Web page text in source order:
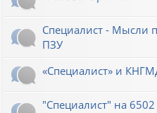
Специалист - Мысли
ПЗУ
«Специалист» и
"Специалист" на 6502